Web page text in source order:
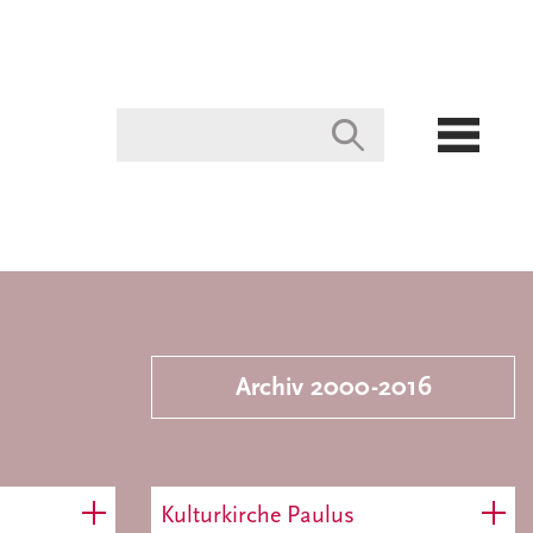
Archiv 2000-2016
Kulturkirche Paulus